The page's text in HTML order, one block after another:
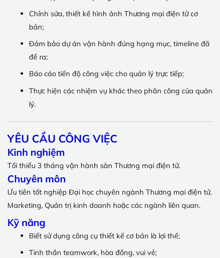
Chỉnh sửa, thiết kế hình ảnh Thương mại điện tử cơ
bản;
Đảm bảo dự án vận hành đúng hạng mục, timeline đã
đề ra;
Báo cáo tiến độ công việc cho quản lý trực tiếp;
Thực hiện các nhiệm vụ khác theo phân công của quản
lý.
YÊU CẦU CÔNG VIỆC
Kinh nghiệm
Tối thiểu 3 tháng vận hành sàn Thương mại điện tử.
Chuyên môn
Ưu tiên tốt nghiệp Đại học chuyên ngành Thương mại điện tử,
Marketing, Quản trị kinh doanh hoặc các ngành liên quan.
Kỹ năng
Biết sử dụng công cụ thiết kế cơ bản là lợi thế;
Tinh thần teamwork, hòa đồng, vui vẻ;